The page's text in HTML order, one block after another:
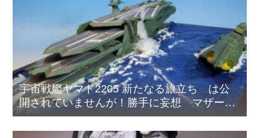
宇宙戦艦ヤマト2205 新たなる旅立ち は公
開されていませんが！勝手に妄想 マザータ
ウンの海の戦い！